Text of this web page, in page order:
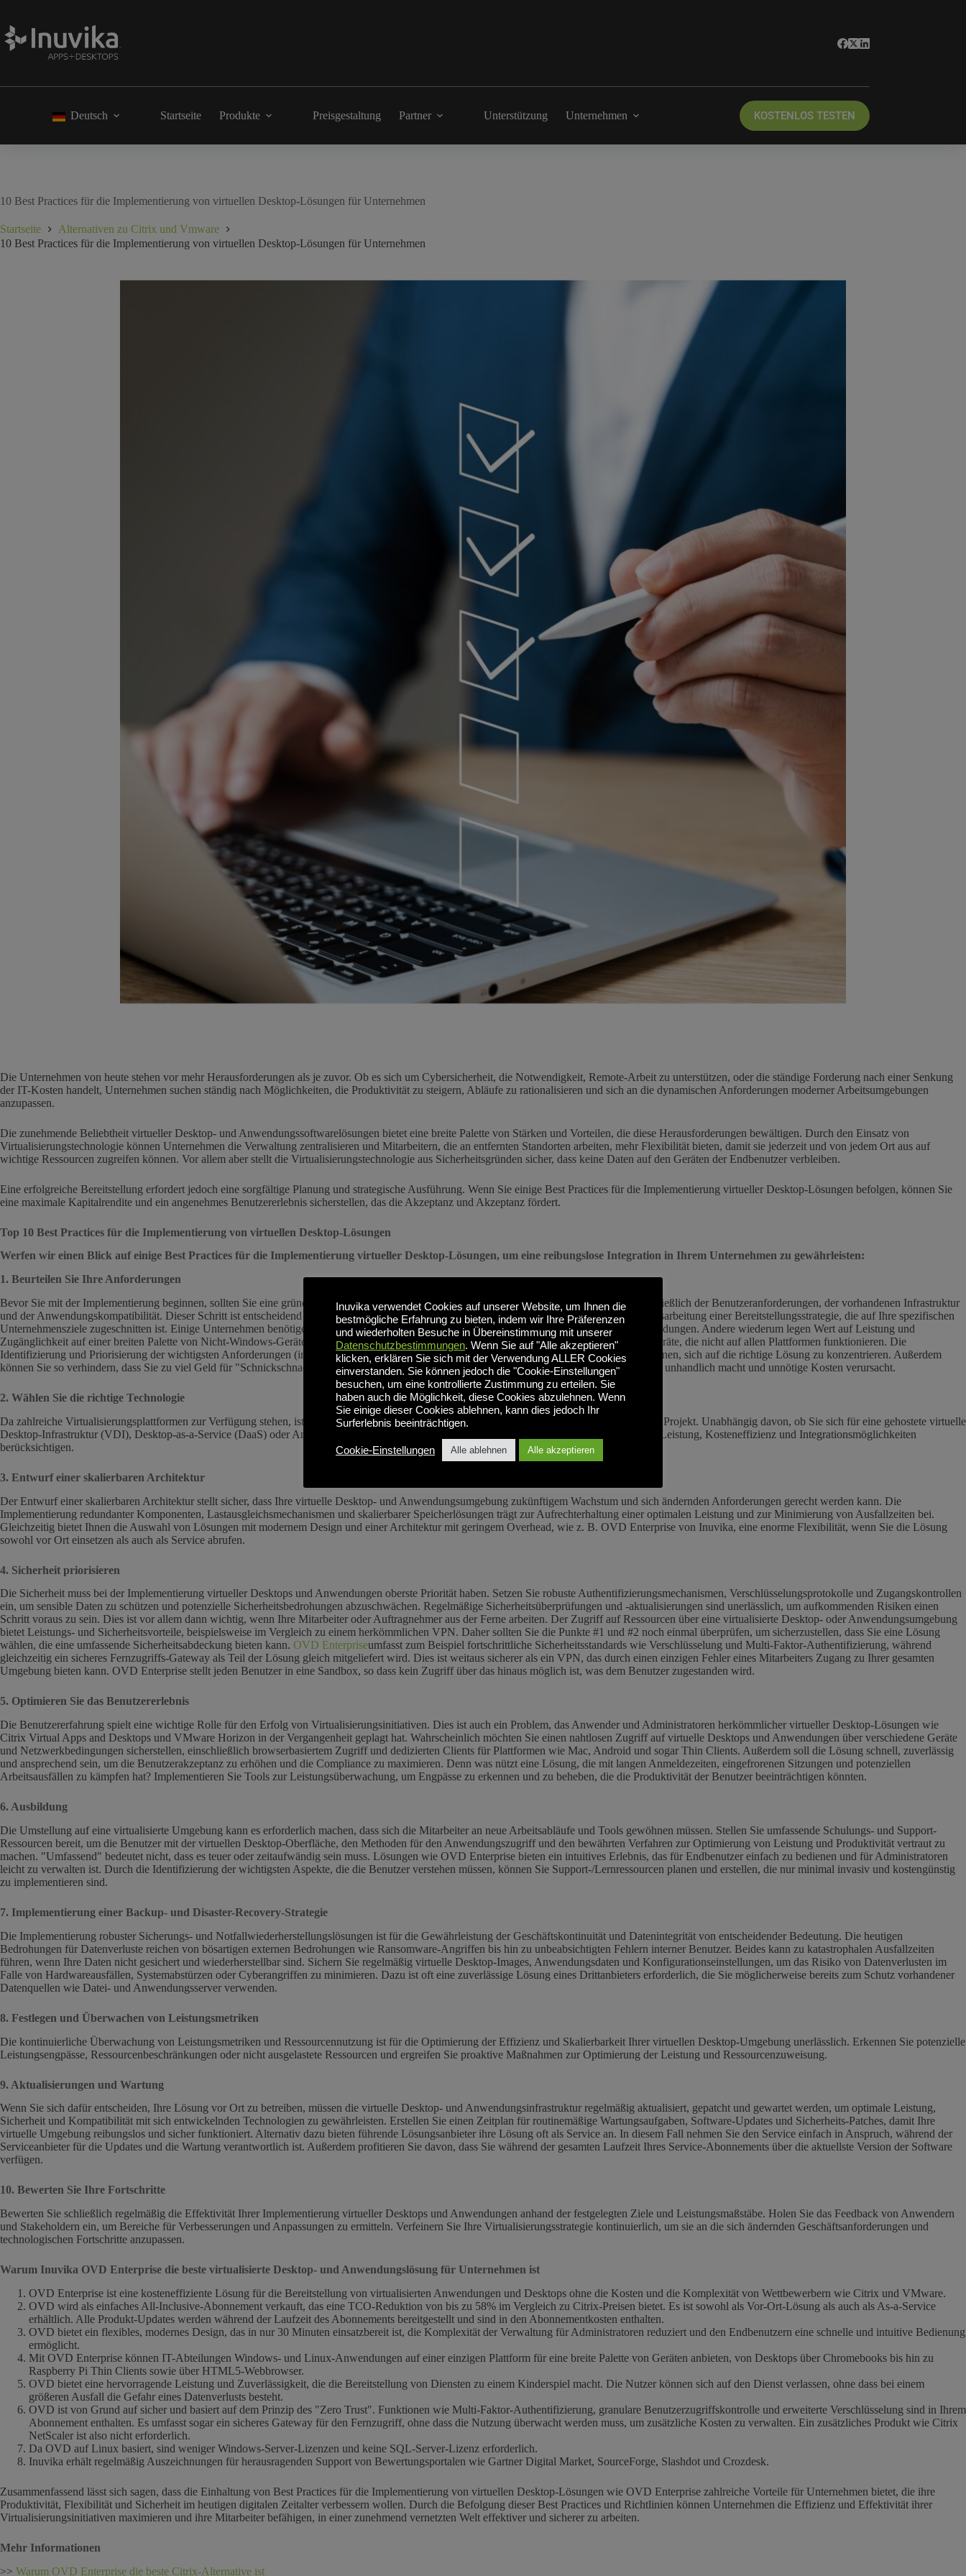
Deutsch Startseite Produkte Preisgestaltung Partner Unterstützung Unternehmen KOSTENLOS TESTEN
10 Best Practices für die Implementierung von virtuellen Desktop-Lösungen für Unternehmen
Startseite
Alternativen zu Citrix und Vmware
10 Best Practices für die Implementierung von virtuellen Desktop-Lösungen für Unternehmen
Die Unternehmen von heute stehen vor mehr Herausforderungen als je zuvor. Ob es sich um Cybersicherheit, die Notwendigkeit, Remote-Arbeit zu unterstützen, oder die ständige Forderung nach einer Senkung
der IT-Kosten handelt, Unternehmen suchen ständig nach Möglichkeiten, die Produktivität zu steigern, Abläufe zu rationalisieren und sich an die dynamischen Anforderungen moderner Arbeitsumgebungen
anzupassen.
Die zunehmende Beliebtheit virtueller Desktop- und Anwendungssoftwarelösungen bietet eine breite Palette von Stärken und Vorteilen, die diese Herausforderungen bewältigen. Durch den Einsatz von
Virtualisierungstechnologie können Unternehmen die Verwaltung zentralisieren und Mitarbeitern, die an entfernten Standorten arbeiten, mehr Flexibilität bieten, damit sie jederzeit und von jedem Ort aus auf
wichtige Ressourcen zugreifen können. Vor allem aber stellt die Virtualisierungstechnologie aus Sicherheitsgründen sicher, dass keine Daten auf den Geräten der Endbenutzer verbleiben.
Eine erfolgreiche Bereitstellung erfordert jedoch eine sorgfältige Planung und strategische Ausführung. Wenn Sie einige Best Practices für die Implementierung virtueller Desktop-Lösungen befolgen, können Sie
eine maximale Kapitalrendite und ein angenehmes Benutzererlebnis sicherstellen, das die Akzeptanz und Akzeptanz fördert.
Top 10 Best Practices für die Implementierung von virtuellen Desktop-Lösungen
Werfen wir einen Blick auf einige Best Practices für die Implementierung virtueller Desktop-Lösungen, um eine reibungslose Integration in Ihrem Unternehmen zu gewährleisten:
1. Beurteilen Sie Ihre Anforderungen
Bevor Sie mit der Implementierung beginnen, sollten Sie eine gründliche Bewertung der Anforderungen Ihres Unternehmens durchführen, einschließlich der Benutzeranforderungen, der vorhandenen Infrastruktur
und der Anwendungskompatibilität. Dieser Schritt ist entscheidend für die Ermittlung der am besten geeigneten Virtualisierungslösung und die Ausarbeitung einer Bereitstellungsstrategie, die auf Ihre spezifischen
Unternehmensziele zugeschnitten ist. Einige Unternehmen benötigen zum Beispiel Unterstützung für Windows- und Linux-Desktops und -Anwendungen. Andere wiederum legen Wert auf Leistung und
Zugänglichkeit auf einer breiten Palette von Nicht-Windows-Geräten. Vielleicht haben Sie grafikintensive Anwendungen oder bestimmte USB-Geräte, die nicht auf allen Plattformen funktionieren. Die
Identifizierung und Priorisierung der wichtigsten Anforderungen (im Gegensatz zu denen, die zwar nützlich, aber nicht erfolgskritisch sind) hilft Ihnen, sich auf die richtige Lösung zu konzentrieren. Außerdem
können Sie so verhindern, dass Sie zu viel Geld für "Schnickschnack" ausgeben, der keinen Mehrwert bringt, sondern die Verwaltung der Lösung unhandlich macht und unnötige Kosten verursacht.
2. Wählen Sie die richtige Technologie
Da zahlreiche Virtualisierungsplattformen zur Verfügung stehen, ist die Auswahl der geeigneten Technologie der Schlüssel zu einem erfolgreichen Projekt. Unabhängig davon, ob Sie sich für eine gehostete virtuelle
Desktop-Infrastruktur (VDI), Desktop-as-a-Service (DaaS) oder Anwendungsvirtualisierung entscheiden, sollten Sie Faktoren wie Skalierbarkeit, Leistung, Kosteneffizienz und Integrationsmöglichkeiten
berücksichtigen.
3. Entwurf einer skalierbaren Architektur
Der Entwurf einer skalierbaren Architektur stellt sicher, dass Ihre virtuelle Desktop- und Anwendungsumgebung zukünftigem Wachstum und sich ändernden Anforderungen gerecht werden kann. Die
Implementierung redundanter Komponenten, Lastausgleichsmechanismen und skalierbarer Speicherlösungen trägt zur Aufrechterhaltung einer optimalen Leistung und zur Minimierung von Ausfallzeiten bei.
Gleichzeitig bietet Ihnen die Auswahl von Lösungen mit modernem Design und einer Architektur mit geringem Overhead, wie z. B. OVD Enterprise von Inuvika, eine enorme Flexibilität, wenn Sie die Lösung
sowohl vor Ort einsetzen als auch als Service abrufen.
4. Sicherheit priorisieren
Die Sicherheit muss bei der Implementierung virtueller Desktops und Anwendungen oberste Priorität haben. Setzen Sie robuste Authentifizierungsmechanismen, Verschlüsselungsprotokolle und Zugangskontrollen
ein, um sensible Daten zu schützen und potenzielle Sicherheitsbedrohungen abzuschwächen. Regelmäßige Sicherheitsüberprüfungen und -aktualisierungen sind unerlässlich, um aufkommenden Risiken einen
Schritt voraus zu sein. Dies ist vor allem dann wichtig, wenn Ihre Mitarbeiter oder Auftragnehmer aus der Ferne arbeiten. Der Zugriff auf Ressourcen über eine virtualisierte Desktop- oder Anwendungsumgebung
bietet Leistungs- und Sicherheitsvorteile, beispielsweise im Vergleich zu einem herkömmlichen VPN. Daher sollten Sie die Punkte #1 und #2 noch einmal überprüfen, um sicherzustellen, dass Sie eine Lösung
wählen, die eine umfassende Sicherheitsabdeckung bieten kann. OVD Enterpriseumfasst zum Beispiel fortschrittliche Sicherheitsstandards wie Verschlüsselung und Multi-Faktor-Authentifizierung, während
gleichzeitig ein sicheres Fernzugriffs-Gateway als Teil der Lösung gleich mitgeliefert wird. Dies ist weitaus sicherer als ein VPN, das durch einen einzigen Fehler eines Mitarbeiters Zugang zu Ihrer gesamten
Umgebung bieten kann. OVD Enterprise stellt jeden Benutzer in eine Sandbox, so dass kein Zugriff über das hinaus möglich ist, was dem Benutzer zugestanden wird.
5. Optimieren Sie das Benutzererlebnis
Die Benutzererfahrung spielt eine wichtige Rolle für den Erfolg von Virtualisierungsinitiativen. Dies ist auch ein Problem, das Anwender und Administratoren herkömmlicher virtueller Desktop-Lösungen wie
Citrix Virtual Apps and Desktops und VMware Horizon in der Vergangenheit geplagt hat. Wahrscheinlich möchten Sie einen nahtlosen Zugriff auf virtuelle Desktops und Anwendungen über verschiedene Geräte
und Netzwerkbedingungen sicherstellen, einschließlich browserbasiertem Zugriff und dedizierten Clients für Plattformen wie Mac, Android und sogar Thin Clients. Außerdem soll die Lösung schnell, zuverlässig
und ansprechend sein, um die Benutzerakzeptanz zu erhöhen und die Compliance zu maximieren. Denn was nützt eine Lösung, die mit langen Anmeldezeiten, eingefrorenen Sitzungen und potenziellen
Arbeitsausfällen zu kämpfen hat? Implementieren Sie Tools zur Leistungsüberwachung, um Engpässe zu erkennen und zu beheben, die die Produktivität der Benutzer beeinträchtigen könnten.
6. Ausbildung
Die Umstellung auf eine virtualisierte Umgebung kann es erforderlich machen, dass sich die Mitarbeiter an neue Arbeitsabläufe und Tools gewöhnen müssen. Stellen Sie umfassende Schulungs- und Support-
Ressourcen bereit, um die Benutzer mit der virtuellen Desktop-Oberfläche, den Methoden für den Anwendungszugriff und den bewährten Verfahren zur Optimierung von Leistung und Produktivität vertraut zu
machen. "Umfassend" bedeutet nicht, dass es teuer oder zeitaufwändig sein muss. Lösungen wie OVD Enterprise bieten ein intuitives Erlebnis, das für Endbenutzer einfach zu bedienen und für Administratoren
leicht zu verwalten ist. Durch die Identifizierung der wichtigsten Aspekte, die die Benutzer verstehen müssen, können Sie Support-/Lernressourcen planen und erstellen, die nur minimal invasiv und kostengünstig
zu implementieren sind.
7. Implementierung einer Backup- und Disaster-Recovery-Strategie
Die Implementierung robuster Sicherungs- und Notfallwiederherstellungslösungen ist für die Gewährleistung der Geschäftskontinuität und Datenintegrität von entscheidender Bedeutung. Die heutigen
Bedrohungen für Datenverluste reichen von bösartigen externen Bedrohungen wie Ransomware-Angriffen bis hin zu unbeabsichtigten Fehlern interner Benutzer. Beides kann zu katastrophalen Ausfallzeiten
führen, wenn Ihre Daten nicht gesichert und wiederherstellbar sind. Sichern Sie regelmäßig virtuelle Desktop-Images, Anwendungsdaten und Konfigurationseinstellungen, um das Risiko von Datenverlusten im
Falle von Hardwareausfällen, Systemabstürzen oder Cyberangriffen zu minimieren. Dazu ist oft eine zuverlässige Lösung eines Drittanbieters erforderlich, die Sie möglicherweise bereits zum Schutz vorhandener
Datenquellen wie Datei- und Anwendungsserver verwenden.
8. Festlegen und Überwachen von Leistungsmetriken
Die kontinuierliche Überwachung von Leistungsmetriken und Ressourcennutzung ist für die Optimierung der Effizienz und Skalierbarkeit Ihrer virtuellen Desktop-Umgebung unerlässlich. Erkennen Sie potenzielle
Leistungsengpässe, Ressourcenbeschränkungen oder nicht ausgelastete Ressourcen und ergreifen Sie proaktive Maßnahmen zur Optimierung der Leistung und Ressourcenzuweisung.
9. Aktualisierungen und Wartung
Wenn Sie sich dafür entscheiden, Ihre Lösung vor Ort zu betreiben, müssen die virtuelle Desktop- und Anwendungsinfrastruktur regelmäßig aktualisiert, gepatcht und gewartet werden, um optimale Leistung,
Sicherheit und Kompatibilität mit sich entwickelnden Technologien zu gewährleisten. Erstellen Sie einen Zeitplan für routinemäßige Wartungsaufgaben, Software-Updates und Sicherheits-Patches, damit Ihre
virtuelle Umgebung reibungslos und sicher funktioniert. Alternativ dazu bieten führende Lösungsanbieter ihre Lösung oft als Service an. In diesem Fall nehmen Sie den Service einfach in Anspruch, während der
Serviceanbieter für die Updates und die Wartung verantwortlich ist. Außerdem profitieren Sie davon, dass Sie während der gesamten Laufzeit Ihres Service-Abonnements über die aktuellste Version der Software
verfügen.
10. Bewerten Sie Ihre Fortschritte
Bewerten Sie schließlich regelmäßig die Effektivität Ihrer Implementierung virtueller Desktops und Anwendungen anhand der festgelegten Ziele und Leistungsmaßstäbe. Holen Sie das Feedback von Anwendern
und Stakeholdern ein, um Bereiche für Verbesserungen und Anpassungen zu ermitteln. Verfeinern Sie Ihre Virtualisierungsstrategie kontinuierlich, um sie an die sich ändernden Geschäftsanforderungen und
technologischen Fortschritte anzupassen.
Warum Inuvika OVD Enterprise die beste virtualisierte Desktop- und Anwendungslösung für Unternehmen ist
OVD Enterprise ist eine kosteneffiziente Lösung für die Bereitstellung von virtualisierten Anwendungen und Desktops ohne die Kosten und die Komplexität von Wettbewerbern wie Citrix und VMware.
OVD wird als einfaches All-Inclusive-Abonnement verkauft, das eine TCO-Reduktion von bis zu 58% im Vergleich zu Citrix-Preisen bietet. Es ist sowohl als Vor-Ort-Lösung als auch als As-a-Service
erhältlich. Alle Produkt-Updates werden während der Laufzeit des Abonnements bereitgestellt und sind in den Abonnementkosten enthalten.
OVD bietet ein flexibles, modernes Design, das in nur 30 Minuten einsatzbereit ist, die Komplexität der Verwaltung für Administratoren reduziert und den Endbenutzern eine schnelle und intuitive Bedienung
ermöglicht.
Mit OVD Enterprise können IT-Abteilungen Windows- und Linux-Anwendungen auf einer einzigen Plattform für eine breite Palette von Geräten anbieten, von Desktops über Chromebooks bis hin zu
Raspberry Pi Thin Clients sowie über HTML5-Webbrowser.
OVD bietet eine hervorragende Leistung und Zuverlässigkeit, die die Bereitstellung von Diensten zu einem Kinderspiel macht. Die Nutzer können sich auf den Dienst verlassen, ohne dass bei einem
größeren Ausfall die Gefahr eines Datenverlusts besteht.
OVD ist von Grund auf sicher und basiert auf dem Prinzip des "Zero Trust". Funktionen wie Multi-Faktor-Authentifizierung, granulare Benutzerzugriffskontrolle und erweiterte Verschlüsselung sind in Ihrem
Abonnement enthalten. Es umfasst sogar ein sicheres Gateway für den Fernzugriff, ohne dass die Nutzung überwacht werden muss, um zusätzliche Kosten zu verwalten. Ein zusätzliches Produkt wie Citrix
NetScaler ist also nicht erforderlich.
Da OVD auf Linux basiert, sind weniger Windows-Server-Lizenzen und keine SQL-Server-Lizenz erforderlich.
Inuvika erhält regelmäßig Auszeichnungen für herausragenden Support von Bewertungsportalen wie Gartner Digital Market, SourceForge, Slashdot und Crozdesk.
Zusammenfassend lässt sich sagen, dass die Einhaltung von Best Practices für die Implementierung von virtuellen Desktop-Lösungen wie OVD Enterprise zahlreiche Vorteile für Unternehmen bietet, die ihre
Produktivität, Flexibilität und Sicherheit im heutigen digitalen Zeitalter verbessern wollen. Durch die Befolgung dieser Best Practices und Richtlinien können Unternehmen die Effizienz und Effektivität ihrer
Virtualisierungsinitiativen maximieren und ihre Mitarbeiter befähigen, in einer zunehmend vernetzten Welt effektiver und sicherer zu arbeiten.
Mehr Informationen
>> Warum OVD Enterprise die beste Citrix-Alternative ist
Inuvika verwendet Cookies auf unserer Website, um Ihnen die
bestmögliche Erfahrung zu bieten, indem wir Ihre Präferenzen
und wiederholten Besuche in Übereinstimmung mit unserer
Datenschutzbestimmungen. Wenn Sie auf "Alle akzeptieren"
klicken, erklären Sie sich mit der Verwendung ALLER Cookies
einverstanden. Sie können jedoch die "Cookie-Einstellungen"
besuchen, um eine kontrollierte Zustimmung zu erteilen. Sie
haben auch die Möglichkeit, diese Cookies abzulehnen. Wenn
Sie einige dieser Cookies ablehnen, kann dies jedoch Ihr
Surferlebnis beeinträchtigen.
Cookie-Einstellungen Alle ablehnen Alle akzeptieren